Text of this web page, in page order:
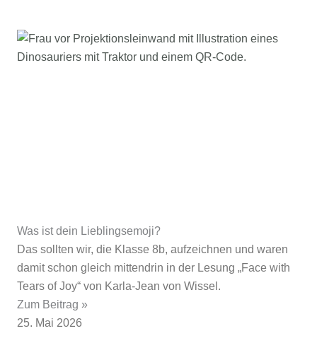
Was ist dein Lieblingsemoji?
Das sollten wir, die Klasse 8b, aufzeichnen und waren
damit schon gleich mittendrin in der Lesung „Face with
Tears of Joy“ von Karla-Jean von Wissel.
Zum Beitrag »
25. Mai 2026